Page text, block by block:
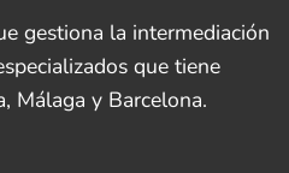
gestiona la intermediación
que tiene
Málaga y Barcelona.